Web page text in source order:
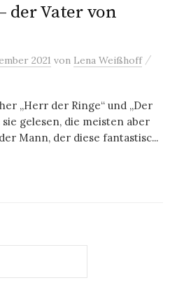
der Vater von
2021 von Lena Weißhoff /
„Herr der Ringe“ und „Der
gelesen, die meisten aber
Mann, der diese fantastisc...